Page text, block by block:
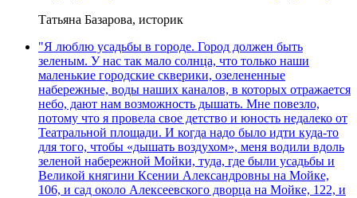
Татьяна Базарова, историк
"Я люблю усадьбы в городе. Город должен быть
зеленым. У нас так мало солнца, что только наши
маленькие городские скверики, озелененные
набережные, воды наших каналов, в которых отражается
небо, дают нам возможность дышать. Мне повезло,
потому что я провела свое детство и юность недалеко от
Театральной площади. И когда надо было идти куда-то
для того, чтобы «дышать воздухом», меня водили вдоль
зеленой набережной Мойки, туда, где были усадьбы и
Великой княгини Ксении Александровны на Мойке,
106, и сад около Алексеевского дворца на Мойке, 122, и